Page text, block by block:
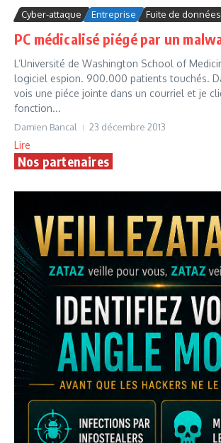
Cyber-attaque Entreprise Fuite de données
PC médicalisé piégé par un
L’Université de Washington School of
logiciel espion. 900.000 patients touchés.
vois une piéce jointe dans un courriel et je
fonction...
Damien Bancal 23 décembre 2013
Lire
Nos partenaires